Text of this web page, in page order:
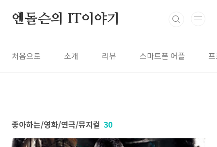
엔돌슨의 IT이야기
처음으로 소개 리뷰 스마트폰 어플
좋아하는/영화/연극/뮤지컬 30